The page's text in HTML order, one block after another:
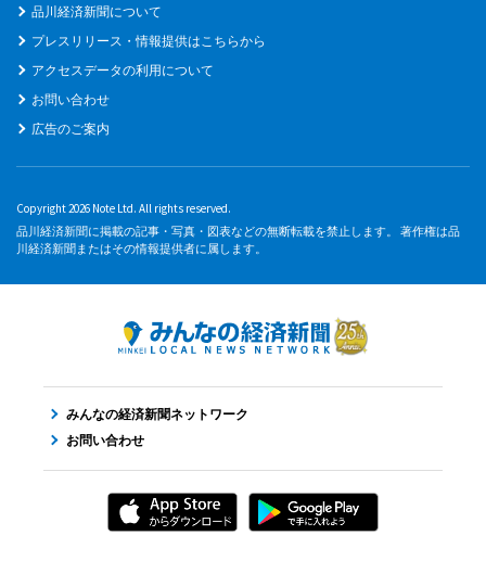
品川経済新聞について
プレスリリース・情報提供はこちらから
アクセスデータの利用について
お問い合わせ
広告のご案内
Copyright 2026 Note Ltd. All rights reserved.
品川経済新聞に掲載の記事・写真・図表などの無断転載を禁止します。 著作権は品
川経済新聞またはその情報提供者に属します。
みんなの経済新聞ネットワーク
お問い合わせ